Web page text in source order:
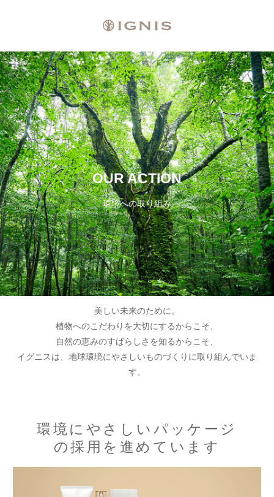
OUR ACTION
環境への取り組み
美しい未来のために。
植物へのこだわりを大切にするからこそ、
自然の恵みのすばらしさを知るからこそ、
イグニスは、地球環境にやさしいものづくりに取り組んでいま
す。
環境にやさしいパッケージ
の採用を進めています